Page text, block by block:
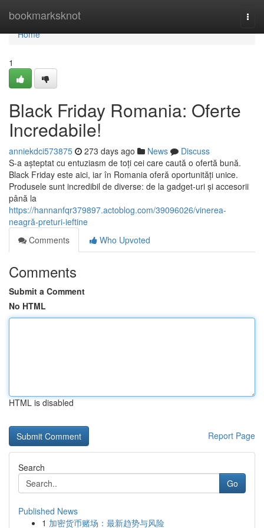
bookmarksknot
Home
Home
1
Black Friday Romania: Oferte
Incredabile!
anniekdci573875 273 days ago News
Discuss
S-a așteptat cu entuziasm de toți cei care caută o ofertă bună.
Black Friday este aici, iar în Romania oferă oportunități unice.
Produsele sunt incredibil de diverse: de la gadget-uri și accesorii
până la
https://hannanfqr379897.actoblog.com/39096026/vinerea-
neagră-preturi-ieftine
Comments
Who Upvoted
Comments
Submit a Comment
No HTML
HTML is disabled
Report Page
Search
Go
Published News
1 加密货币赌场：最新趋势与风险